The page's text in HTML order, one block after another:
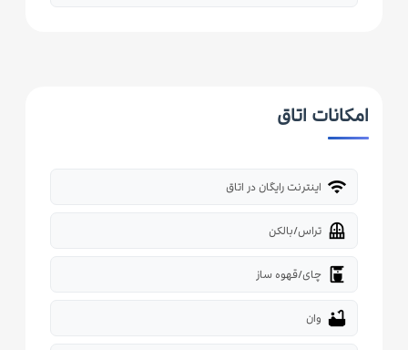
امکانات اتاق
wifi اینترنت رایگان در اتاق
balcony تراس/بالکن
coffee_maker چای/قهوه ساز
bathtub وان